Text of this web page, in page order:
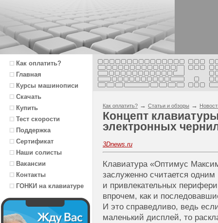
Как оплатить?
Главная
Курсы машинописи
Скачать
Купить
Тест скорости
Поддержка
Сертификат
Наши солисты
Вакансии
Контакты
ГОНКИ на клавиатуре
Как оплатить? → Статьи и обзоры →
Концепт
электронных
3Dnews.ru
Клавиатура «Оптимус
заслуженно считается
и привлекательных
впрочем, как и
И это справедливо, ведь
маленький дисплей, то